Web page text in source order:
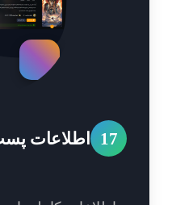
اطلاعات پست ها